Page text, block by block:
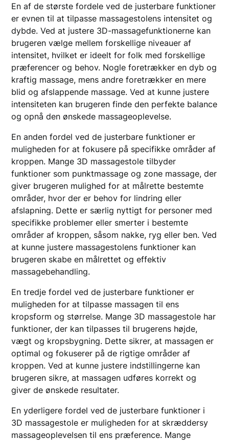
En af de største fordele ved de justerbare funktioner
er evnen til at tilpasse massagestolens intensitet og
dybde. Ved at justere 3D-massagefunktionerne kan
brugeren vælge mellem forskellige niveauer af
intensitet, hvilket er ideelt for folk med forskellige
præferencer og behov. Nogle foretrækker en dyb og
kraftig massage, mens andre foretrækker en mere
blid og afslappende massage. Ved at kunne justere
intensiteten kan brugeren finde den perfekte balance
og opnå den ønskede massageoplevelse.
En anden fordel ved de justerbare funktioner er
muligheden for at fokusere på specifikke områder af
kroppen. Mange 3D massagestole tilbyder
funktioner som punktmassage og zone massage, der
giver brugeren mulighed for at målrette bestemte
områder, hvor der er behov for lindring eller
afslapning. Dette er særlig nyttigt for personer med
specifikke problemer eller smerter i bestemte
områder af kroppen, såsom nakke, ryg eller ben. Ved
at kunne justere massagestolens funktioner kan
brugeren skabe en målrettet og effektiv
massagebehandling.
En tredje fordel ved de justerbare funktioner er
muligheden for at tilpasse massagen til ens
kropsform og størrelse. Mange 3D massagestole har
funktioner, der kan tilpasses til brugerens højde,
vægt og kropsbygning. Dette sikrer, at massagen er
optimal og fokuserer på de rigtige områder af
kroppen. Ved at kunne justere indstillingerne kan
brugeren sikre, at massagen udføres korrekt og
giver de ønskede resultater.
En yderligere fordel ved de justerbare funktioner i
3D massagestole er muligheden for at skræddersy
massageoplevelsen til ens præference. Mange